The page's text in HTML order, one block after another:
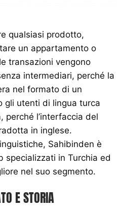
qualsiasi prodotto,
un appartamento o
transazioni vengono
intermediari, perché la
nel formato di un
gli utenti di lingua turca
perché l’interfaccia del
in inglese.
Sahibinden è
specializzati in Turchia ed
nel suo segmento.
E STORIA